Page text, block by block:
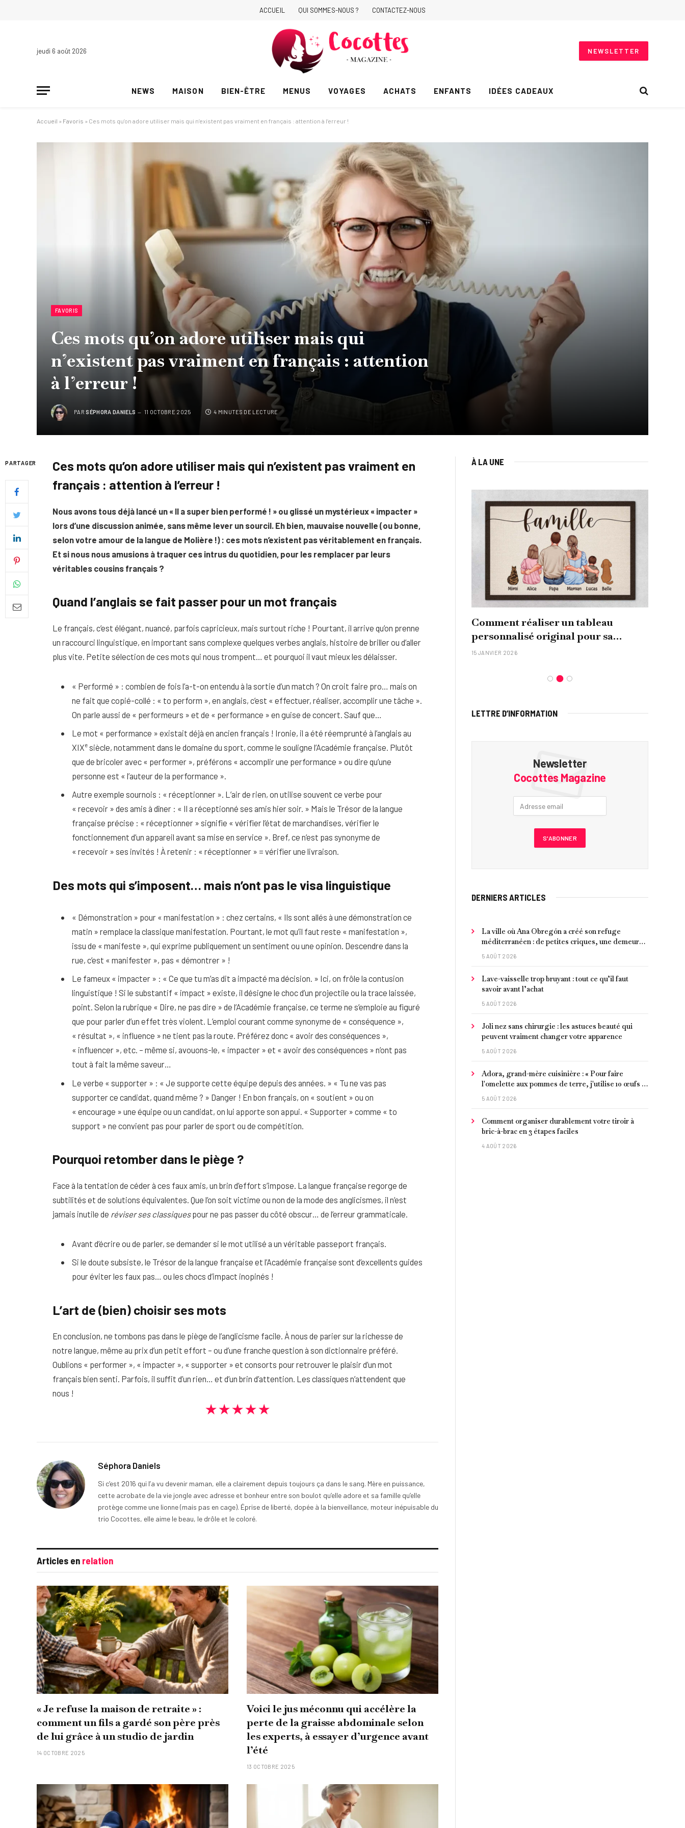
ACCUEIL QUI SOMMES-NOUS ? CONTACTEZ-NOUS
jeudi 6 août 2026 NEWSLETTER
NEWS MAISON BIEN-ÊTRE MENUS VOYAGES ACHATS ENFANTS IDÉES CADEAUX
Accueil » Favoris » Ces mots qu’on adore utiliser mais qui n’existent pas vraiment en français : attention à l’erreur !
FAVORIS
Ces mots qu’on adore utiliser mais qui
n’existent pas vraiment en français : attention
à l’erreur !
PAR SÉPHORA DANIELS 11 OCTOBRE 2025 4 MINUTES DE LECTURE
PARTAGER
Ces mots qu’on adore utiliser mais qui n’existent pas vraiment en
français : attention à l’erreur !
Nous avons tous déjà lancé un « Il a super bien performé ! » ou glissé un mystérieux « impacter »
lors d’une discussion animée, sans même lever un sourcil. Eh bien, mauvaise nouvelle (ou bonne,
selon votre amour de la langue de Molière !) : ces mots n’existent pas véritablement en français.
Et si nous nous amusions à traquer ces intrus du quotidien, pour les remplacer par leurs
véritables cousins français ?
Quand l’anglais se fait passer pour un mot français
Le français, c’est élégant, nuancé, parfois capricieux, mais surtout riche ! Pourtant, il arrive qu’on prenne
un raccourci linguistique, en important sans complexe quelques verbes anglais, histoire de briller ou d’aller
plus vite. Petite sélection de ces mots qui nous trompent… et pourquoi il vaut mieux les délaisser.
« Performé » : combien de fois l’a-t-on entendu à la sortie d’un match ? On croit faire pro… mais on
ne fait que copié-collé : « to perform », en anglais, c’est « effectuer, réaliser, accomplir une tâche ».
On parle aussi de « performeurs » et de « performance » en guise de concert. Sauf que…
Le mot « performance » existait déjà en ancien français ! Ironie, il a été réemprunté à l’anglais au
XIXe siècle, notamment dans le domaine du sport, comme le souligne l’Académie française. Plutôt
que de bricoler avec « performer », préférons « accomplir une performance » ou dire qu’une
personne est « l’auteur de la performance ».
Autre exemple sournois : « réceptionner ». L’air de rien, on utilise souvent ce verbe pour
« recevoir » des amis à dîner : « Il a réceptionné ses amis hier soir. » Mais le Trésor de la langue
française précise : « réceptionner » signifie « vérifier l’état de marchandises, vérifier le
fonctionnement d’un appareil avant sa mise en service ». Bref, ce n’est pas synonyme de
« recevoir » ses invités ! À retenir : « réceptionner » = vérifier une livraison.
Des mots qui s’imposent… mais n’ont pas le visa linguistique
« Démonstration » pour « manifestation » : chez certains, « Ils sont allés à une démonstration ce
matin » remplace la classique manifestation. Pourtant, le mot qu’il faut reste « manifestation »,
issu de « manifeste », qui exprime publiquement un sentiment ou une opinion. Descendre dans la
rue, c’est « manifester », pas « démontrer » !
Le fameux « impacter » : « Ce que tu m’as dit a impacté ma décision. » Ici, on frôle la contusion
linguistique ! Si le substantif « impact » existe, il désigne le choc d’un projectile ou la trace laissée,
point. Selon la rubrique « Dire, ne pas dire » de l’Académie française, ce terme ne s’emploie au figuré
que pour parler d’un effet très violent. L’emploi courant comme synonyme de « conséquence »,
« résultat », « influence » ne tient pas la route. Préférez donc « avoir des conséquences »,
« influencer », etc. – même si, avouons-le, « impacter » et « avoir des conséquences » n’ont pas
tout à fait la même saveur…
Le verbe « supporter » : « Je supporte cette équipe depuis des années. » « Tu ne vas pas
supporter ce candidat, quand même ? » Danger ! En bon français, on « soutient » ou on
« encourage » une équipe ou un candidat, on lui apporte son appui. « Supporter » comme « to
support » ne convient pas pour parler de sport ou de compétition.
Pourquoi retomber dans le piège ?
Face à la tentation de céder à ces faux amis, un brin d’effort s’impose. La langue française regorge de
subtilités et de solutions équivalentes. Que l’on soit victime ou non de la mode des anglicismes, il n’est
jamais inutile de réviser ses classiquespour ne pas passer du côté obscur… de l’erreur grammaticale.
Avant d’écrire ou de parler, se demander si le mot utilisé a un véritable passeport français.
Si le doute subsiste, le Trésor de la langue française et l’Académie française sont d’excellents guides
pour éviter les faux pas… ou les chocs d’impact inopinés !
L’art de (bien) choisir ses mots
En conclusion, ne tombons pas dans le piège de l’anglicisme facile. À nous de parier sur la richesse de
notre langue, même au prix d’un petit effort – ou d’une franche question à son dictionnaire préféré.
Oublions « performer », « impacter », « supporter » et consorts pour retrouver le plaisir d’un mot
français bien senti. Parfois, il suffit d’un rien… et d’un brin d’attention. Les classiques n’attendent que
nous !
★★★★★
Séphora Daniels
Si c’est 2016 qui l’a vu devenir maman, elle a clairement depuis toujours ça dans le sang. Mère en puissance,
cette acrobate de la vie jongle avec adresse et bonheur entre son boulot qu’elle adore et sa famille qu’elle
protège comme une lionne (mais pas en cage). Éprise de liberté, dopée à la bienveillance, moteur inépuisable du
trio Cocottes, elle aime le beau, le drôle et le coloré.
Articles en relation
« Je refuse la maison de retraite » :
comment un fils a gardé son père près
de lui grâce à un studio de jardin
14 OCTOBRE 2025
Voici le jus méconnu qui accélère la
perte de la graisse abdominale selon
les experts, à essayer d’urgence avant
l’été
13 OCTOBRE 2025
À LA UNE
Quel soin adopter pour une peau
uniforme et lumineuse
26 NOVEMBRE 2025
Peau sèche et sensible : quels soins
utiliser pour ne pas l’irriter ?
4 JUIN 2026
Comment réaliser un tableau
personnalisé original pour sa
famille ?
15 JANVIER 2026
LETTRE D’INFORMATION
Newsletter
Cocottes Magazine
DERNIERS ARTICLES
La ville où Ana Obregón a créé son refuge
méditerranéen : de petites criques, une demeure
de millionnaire face à la mer et les meilleurs fruits
5 AOÛT 2026
Lave-vaisselle trop bruyant : tout ce qu’il faut
savoir avant l’achat
5 AOÛT 2026
Joli nez sans chirurgie : les astuces beauté qui
peuvent vraiment changer votre apparence
5 AOÛT 2026
Adora, grand-mère cuisinière : « Pour faire
l'omelette aux pommes de terre, j'utilise 10 œufs et
je laisse faire petit à petit »
5 AOÛT 2026
Comment organiser durablement votre tiroir à
bric-à-brac en 3 étapes faciles
4 AOÛT 2026